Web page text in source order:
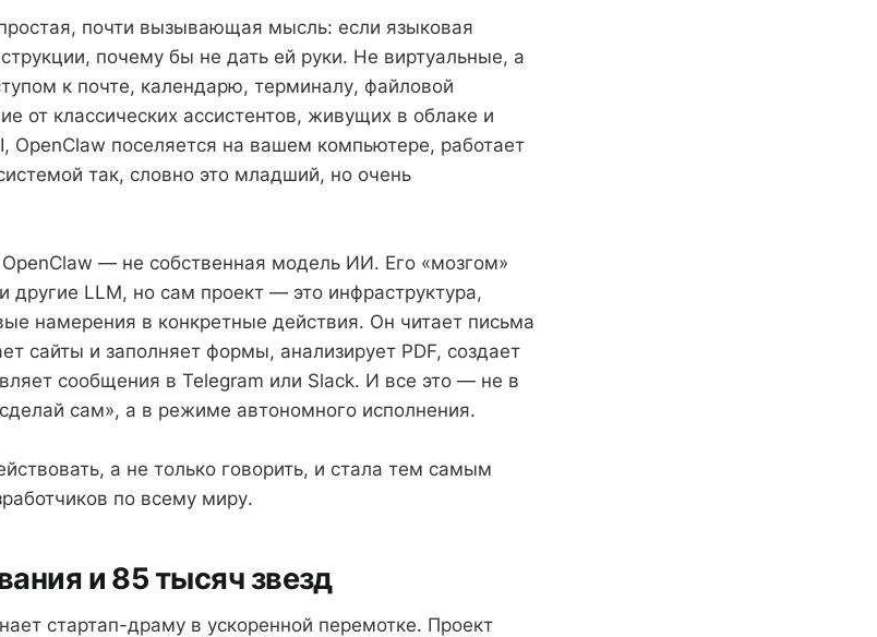
почти вызывающая мысль: если языковая
почему бы не дать ей руки. Не виртуальные, а
к почте, календарю, терминалу, файловой
от классических ассистентов, живущих в облаке и
OpenClaw поселяется на вашем компьютере, работает
так, словно это младший, но очень
— не собственная модель ИИ. Его «мозгом»
другие LLM, но сам проект — это инфраструктура,
намерения в конкретные действия. Он читает письма
сайты и заполняет формы, анализирует PDF, создает
сообщения в Telegram или Slack. И все это — не в
сам», а в режиме автономного исполнения.
а не только говорить, и стала тем самым
по всему миру.
и 85 тысяч звезд
стартап-драму в ускоренной перемотке. Проект